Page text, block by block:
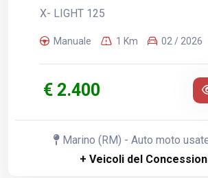
X- LIGHT 125
Manuale 1 Km 02 / 2026
€ 2.400
Marino (RM) - Auto moto
+ Veicoli del